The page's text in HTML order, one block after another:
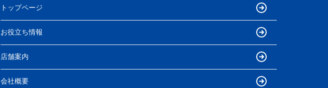
トップページ
お役立ち情報
店舗案内
会社概要